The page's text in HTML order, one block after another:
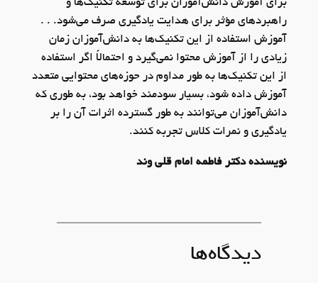
برای آموزش دانش‌آموزان برای توسعه تکنیک‌ها و
راهبردهای مؤثر برای هدایت یادگیری صرف می‌شود. . .
آموزش استفاده از این تکنیک‌ها به دانش‌آموزان زمان
زیادی را از آموزش محتوا نمی‌گیرد و احتمالاً اگر استفاده
از این تکنیک‌ها به طور مداوم در حوزه‌های محتوایی متعدد
آموزش داده شود، بسیار سودمند خواهد بود، به طوری که
دانش‌آموزان می‌توانند به طور گسترده اثرات آن را بر
یادگیری و نمرات کلاس تجربه کنند.
نویسنده دکتر فاطمه امام قلی وند
دیدگاه‌ها